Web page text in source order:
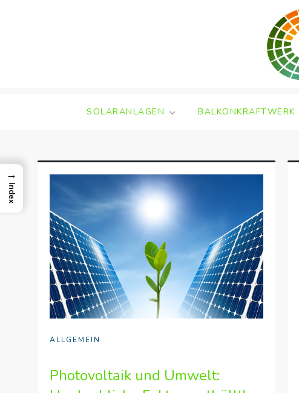
SOLARANLAGEN BALKONKRAFTWERK
ALLGEMEIN
Photovoltaik und Umwelt:
→
Index